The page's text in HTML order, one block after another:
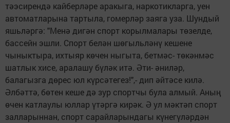
тәэсирендә кайберләре аракыга, наркотикларга, уен
автоматларына тартыла, гомерләр заяга уза. Шундый
яшьләргә: "Менә дигән спорт корылмалары төзелде,
бассейн эшли. Спорт белән шөгыльләнү кешене
чыныктыра, ихтыяр көчен ныгыта, бетмәс- төкәнмәс
шатлык хисе, аралашу бүләк итә. Әти- әниләр,
балагызга дөрес юл күрсәтегез!",- дип әйтәсе килә.
Әлбәттә, бөтен кеше дә зур спортчы була алмый. Аның
өчен катлаулы юллар үтәргә кирәк. Ә ул мәктәп спорт
залларыннан, спорт сарайларындагы күнегүләрдән